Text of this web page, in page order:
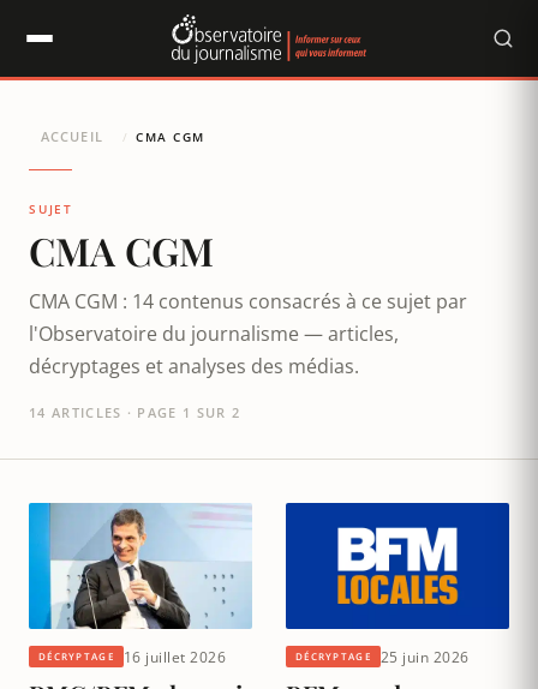
ACCUEIL / CMA CGM
SUJET
CMA CGM
CMA CGM : 14 contenus consacrés à ce sujet par
l'Observatoire du journalisme — articles,
décryptages et analyses des médias.
14 ARTICLES · PAGE 1 SUR 2
DÉCRYPTAGE 16 juillet 2026 DÉCRYPTAGE 25 juin 2026
Panneau de gestion des cookies